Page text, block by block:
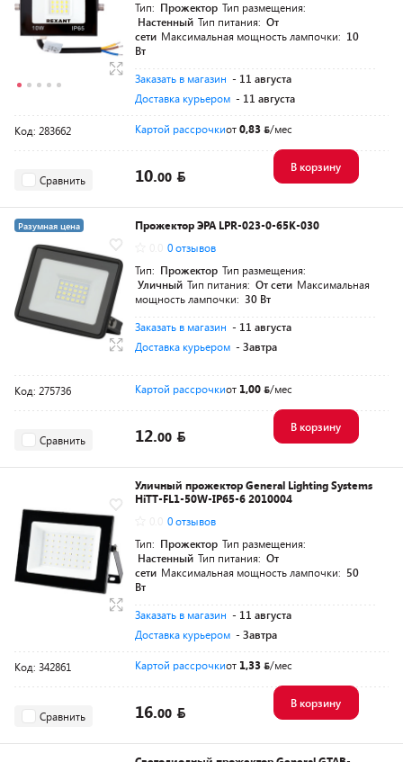
Тип: Прожектор Тип размещения:
Настенный Тип питания: От
сети Максимальная мощность лампочки: 10
Вт
Заказать в магазин - 11 августа
Доставка курьером - 11 августа
Код: 283662 Картой рассрочкиот0,83 /мес
Сравнить 10.00
В корзину
Разумная цена
Прожектор ЭРА LPR-023-0-65K-030
0 отзывов
Тип: Прожектор Тип размещения:
Уличный Тип питания: От сети Максимальная
мощность лампочки: 30 Вт
Заказать в магазин - 11 августа
Доставка курьером - Завтра
Код: 275736 Картой рассрочкиот 1,00 /мес
Сравнить 12.00
В корзину
Уличный прожектор General Lighting Systems
HiTT-FL1-50W-IP65-6 2010004
0 отзывов
Тип: Прожектор Тип размещения:
Настенный Тип питания: От
сети Максимальная мощность лампочки: 50
Вт
Заказать в магазин - 11 августа
Доставка курьером - Завтра
Код: 342861 Картой рассрочкиот 1,33 /мес
Сравнить 16.00
В корзину